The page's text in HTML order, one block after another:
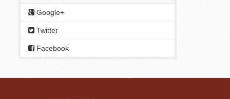
Google+
Twitter
Facebook